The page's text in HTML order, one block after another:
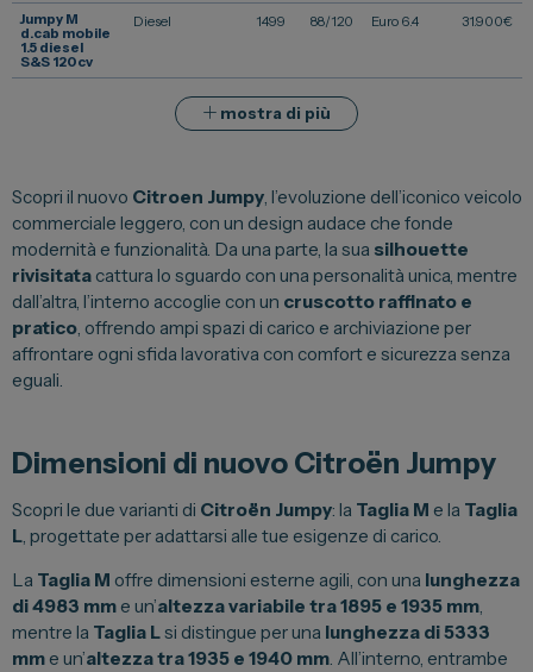
Sedi e Recapiti
News ed Eventi
Servizio Clienti
Telefono Vendita
011 22 51 711
Telefono Officina
spazio@spaziogroup.com
Jumpy M
d.cab mobile
1.5 diesel
S&S 120cv
Diesel 1499 88/120 Euro 6.4 31.900€
mostra di più
Scopri il nuovo Citroen Jumpy, l’evoluzione dell’iconico veicolo
commerciale leggero, con un design audace che fonde
modernità e funzionalità. Da una parte, la sua silhouette
rivisitatacattura lo sguardo con una personalità unica, mentre
dall’altra, l’interno accoglie con un cruscotto raffinato e
pratico, offrendo ampi spazi di carico e archiviazione per
affrontare ogni sfida lavorativa con comfort e sicurezza senza
eguali.
Dimensioni di nuovo Citroën Jumpy
Scopri le due varianti di Citroën Jumpy: la Taglia M e la Taglia
L, progettate per adattarsi alle tue esigenze di carico.
La Taglia M offre dimensioni esterne agili, con una lunghezza
di 4983 mme un’altezza variabile tra 1895 e 1935 mm,
mentre la Taglia Lsi distingue per una lunghezza di 5333
mme un’altezza tra 1935 e 1940 mm. All’interno, entrambe